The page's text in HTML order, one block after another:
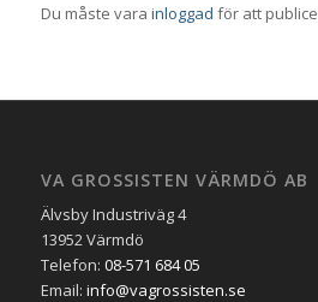
Du måste vara inloggad för att
VA GROSSISTEN VÄRMDÖ AB
Älvsby Industriväg 4
13952 Värmdö
Telefon: 08-571 684 05
Email: info@vagrossisten.se